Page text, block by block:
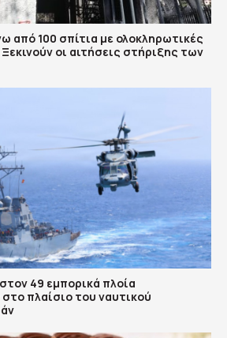
από 100 σπίτια με ολοκληρωτικές
οι αιτήσεις στήριξης των
49 εμπορικά πλοία
πλαίσιο του ναυτικού